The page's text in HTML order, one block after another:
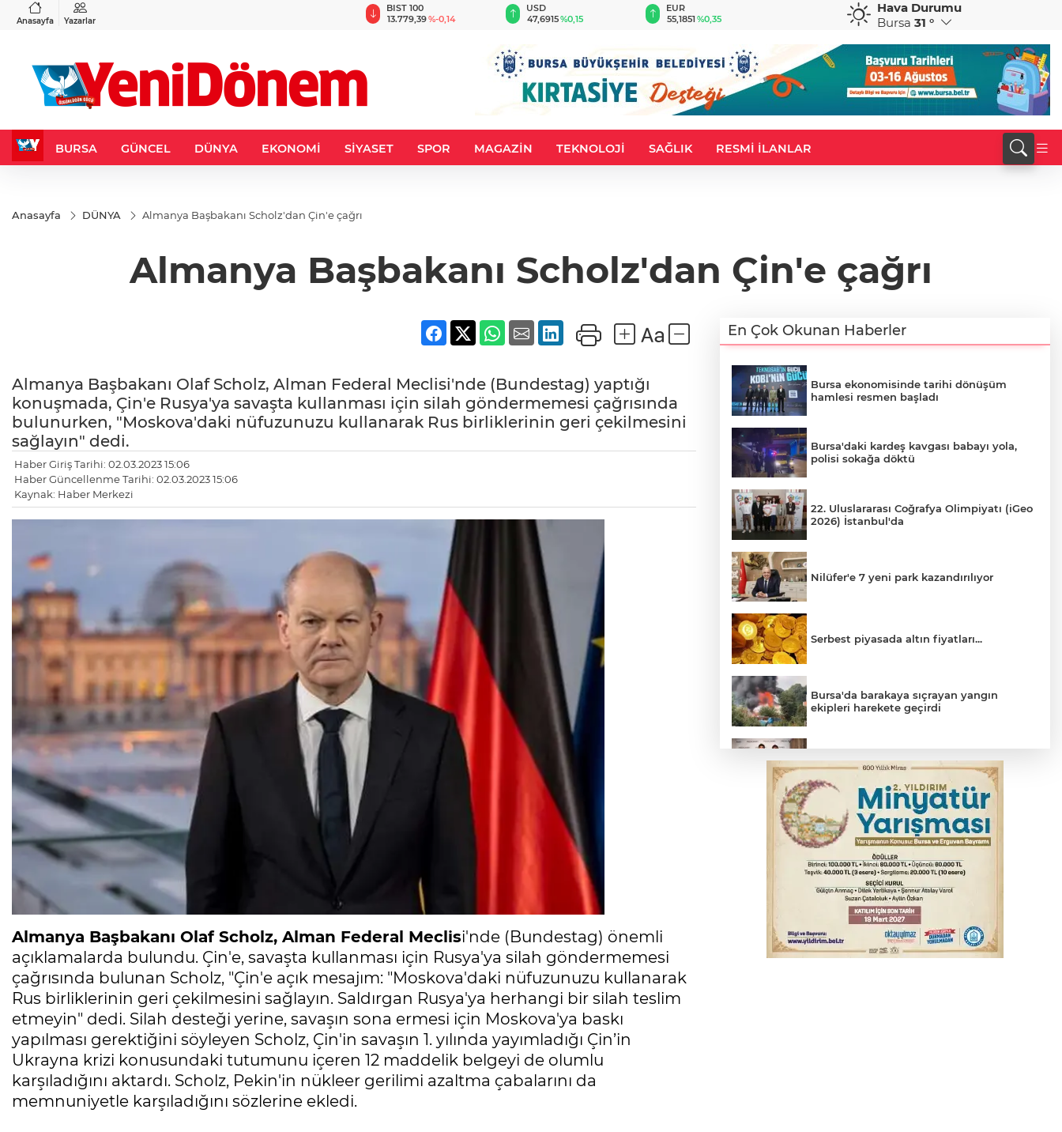
Anasayfa Yazarlar
%-0,22
BIST 100
13.779,39%-0,14
USD
47,6915%0,15
EUR
55,1851%0,35 %0,42
CHF
59,0607
Hava Durumu
Bursa 31 °
BURSA GÜNCEL DÜNYA EKONOMİ SİYASET SPOR MAGAZİN TEKNOLOJİ SAĞLIK RESMİ İLANLAR
Anasayfa DÜNYA Almanya Başbakanı Scholz'dan Çin'e çağrı
Almanya Başbakanı Scholz'dan Çin'e çağrı
Almanya Başbakanı Olaf Scholz, Alman Federal Meclisi'nde (Bundestag) yaptığı
konuşmada, Çin'e Rusya'ya savaşta kullanması için silah göndermemesi çağrısında
bulunurken, "Moskova'daki nüfuzunuzu kullanarak Rus birliklerinin geri çekilmesini
sağlayın" dedi.
Haber Giriş Tarihi: 02.03.2023 15:06
Haber Güncellenme Tarihi: 02.03.2023 15:06
Kaynak: Haber Merkezi
Almanya Başbakanı Olaf Scholz, Alman Federal Meclisi'nde (Bundestag) önemli
açıklamalarda bulundu. Çin'e, savaşta kullanması için Rusya'ya silah göndermemesi
çağrısında bulunan Scholz, "Çin'e açık mesajım: "Moskova'daki nüfuzunuzu kullanarak
Rus birliklerinin geri çekilmesini sağlayın. Saldırgan Rusya'ya herhangi bir silah teslim
etmeyin" dedi. Silah desteği yerine, savaşın sona ermesi için Moskova'ya baskı
yapılması gerektiğini söyleyen Scholz, Çin'in savaşın 1. yılında yayımladığı Çin’in
Ukrayna krizi konusundaki tutumunu içeren 12 maddelik belgeyi de olumlu
karşıladığını aktardı. Scholz, Pekin'in nükleer gerilimi azaltma çabalarını da
memnuniyetle karşıladığını sözlerine ekledi.
En Çok Okunan Haberler
Bursa ekonomisinde tarihi dönüşüm
hamlesi resmen başladı
Bursa'daki kardeş kavgası babayı yola,
polisi sokağa döktü
22. Uluslararası Coğrafya Olimpiyatı (iGeo
2026) İstanbul'da
Nilüfer'e 7 yeni park kazandırılıyor
Serbest piyasada altın fiyatları...
Bursa'da barakaya sıçrayan yangın
ekipleri harekete geçirdi
başladı
Yargıtay’dan primle çalışanlara müjde
Bursa’da bugün hava nasıl olacak?
Osmangazi’de iş arayanlara destek